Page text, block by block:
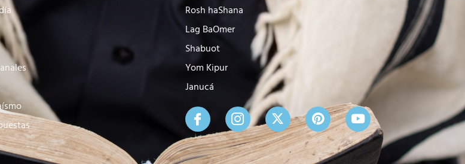
Rosh haShana
Lag BaOmer
Shabuot
Yom Kipur
Janucá